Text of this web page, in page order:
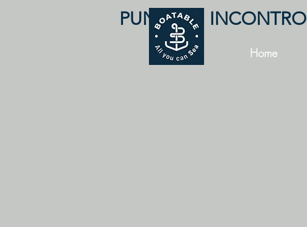
PUNTO DI INCONTRO
Home